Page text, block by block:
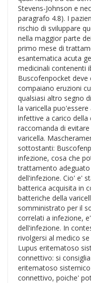
Stevens-Johnson e
paragrafo 4.8). I
rischio di sviluppare
nella maggior parte
primo mese di
esantematica acuta
medicinali contenenti
Buscofenpocket
compaiano eruzioni
qualsiasi altro segno
la varicella
infettive a carico della
raccomanda di
varicella.
sottostanti:
infezione, cosa che
trattamento
dell'infezione. Cio' e'
batterica acquisita in
batteriche della
somministrato per il
correlati a infezione,
dell'infezione. In
rivolgersi al medico
Lupus eritematoso
connettivo: si
eritematoso
connettivo, poiche'